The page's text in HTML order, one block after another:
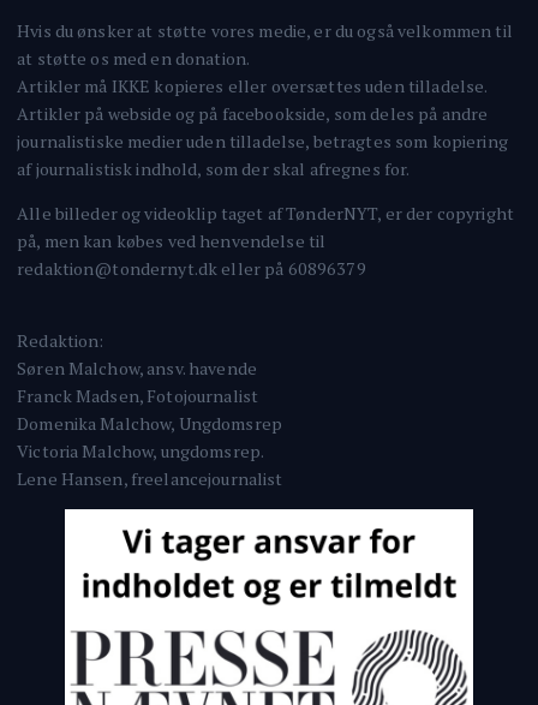
Hvis du ønsker at støtte vores medie, er du også velkommen til
at støtte os med en donation.
Artikler må IKKE kopieres eller oversættes uden tilladelse.
Artikler på webside og på facebookside, som deles på andre
journalistiske medier uden tilladelse, betragtes som kopiering
af journalistisk indhold, som der skal afregnes for.
Alle billeder og videoklip taget af TønderNYT, er der copyright
på, men kan købes ved henvendelse til
redaktion@tondernyt.dk eller på 60896379
Redaktion:
Søren Malchow, ansv. havende
Franck Madsen, Fotojournalist
Domenika Malchow, Ungdomsrep
Victoria Malchow, ungdomsrep.
Lene Hansen, freelancejournalist